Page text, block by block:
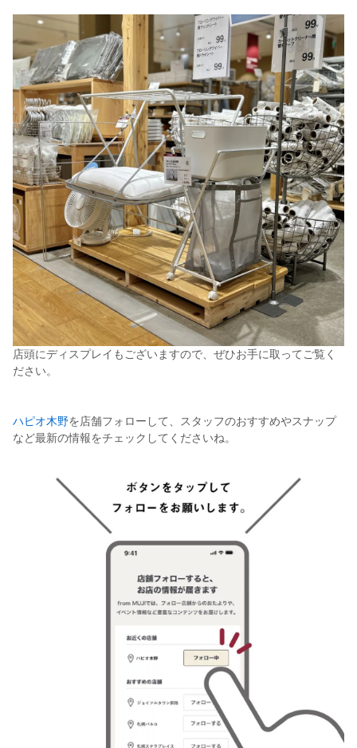
店頭にディスプレイもございますので、ぜひお手に取ってご覧く
ださい。
ハピオ木野を店舗フォローして、スタッフのおすすめやスナップ
など最新の情報をチェックしてくださいね。